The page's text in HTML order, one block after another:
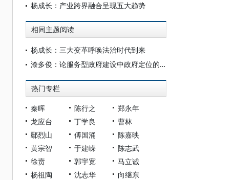
杨成长：产业跨界融合呈现五大趋势
相同主题阅读
杨成长：三大变革呼唤法治时代到来
漆多俊：论服务型政府建设中政府定位的几个转变
热门专栏
秦晖 陈行之
郑永年
龙应台
丁学良
曹林
鄢烈山
傅国涌
陈嘉映
黄宗智
于建嵘
陈志武
徐贲
郭宇宽
马立诚
杨祖陶
沈志华
向继东